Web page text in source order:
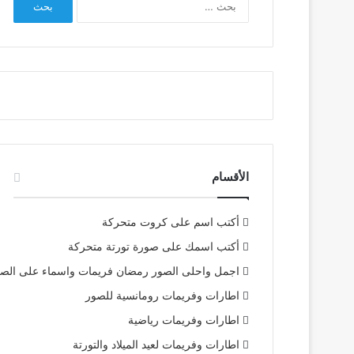
الأقسام
أكتب اسم على كروت متحركة
أكتب اسمك على صورة تورتة متحركة
اجمل واحلى الصور رمضان فريمات واسماء على
اطارات وفريمات رومانسية للصور
اطارات وفريمات رياضية
اطارات وفريمات لعيد الميلاد والتورتة